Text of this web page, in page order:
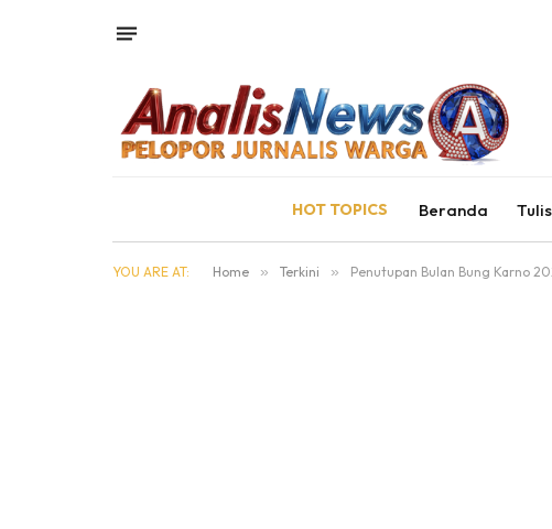
HOT TOPICS Beranda
YOU ARE AT: Home » Terkini » Penutupan Bulan Bung Karno